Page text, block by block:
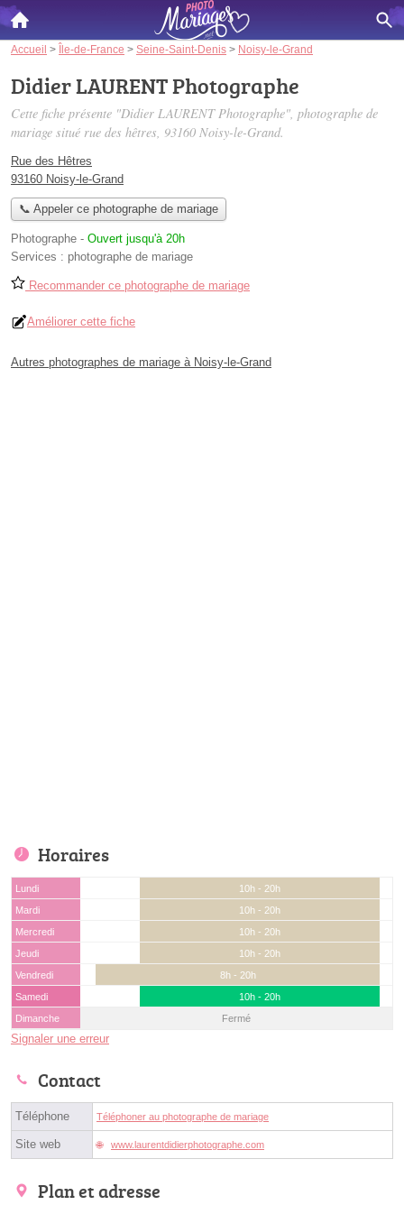
Accueil > Île-de-France > Seine-Saint-Denis > Noisy-le-Grand
Didier LAURENT Photographe
Cette fiche présente "Didier LAURENT Photographe", photographe de
mariage situé rue des hêtres, 93160 Noisy-le-Grand.
Rue des Hêtres
93160 Noisy-le-Grand
📞 Appeler ce photographe de mariage
Photographe - Ouvert jusqu'à 20h
Services : photographe de mariage
Recommander ce photographe de mariage
Améliorer cette fiche
Autres photographes de mariage à Noisy-le-Grand
Horaires
Lundi
10h - 20h
Mardi
10h - 20h
Mercredi
10h - 20h
Jeudi
10h - 20h
Vendredi
8h - 20h
Samedi
10h - 20h
Dimanche
Fermé
Signaler une erreur
Contact
Téléphone Téléphoner au photographe de mariage
Site web www.laurentdidierphotographe.com
Plan et adresse